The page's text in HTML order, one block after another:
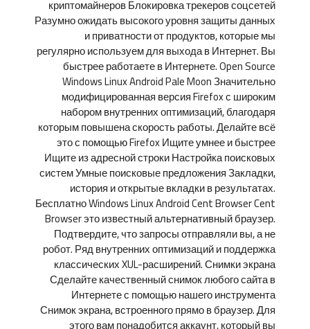
криптомайнеров Блокировка трекеров соцсетей
Разумно ожидать высокого уровня защиты данных
и приватности от продуктов, которые мы
регулярно используем для выхода в Интернет. Вы
быстрее работаете в Интернете. Open Source
Windows Linux Android Pale Moon Значительно
модифицированная версия Firefox с широким
набором внутренних оптимизаций, благодаря
которым повышена скорость работы. Делайте всё
это с помощью Firefox Ищите умнее и быстрее
Ищите из адресной строки Настройка поисковых
систем Умные поисковые предложения Закладки,
история и открытые вкладки в результатах.
Бесплатно Windows Linux Android Cent Browser Cent
Browser это известный альтернативный браузер.
Подтвердите, что запросы отправляли вы, а не
робот. Ряд внутренних оптимизаций и поддержка
классических XUL-расширений. Снимки экрана
Сделайте качественный снимок любого сайта в
Интернете с помощью нашего инструмента
Снимок экрана, встроенного прямо в браузер. Для